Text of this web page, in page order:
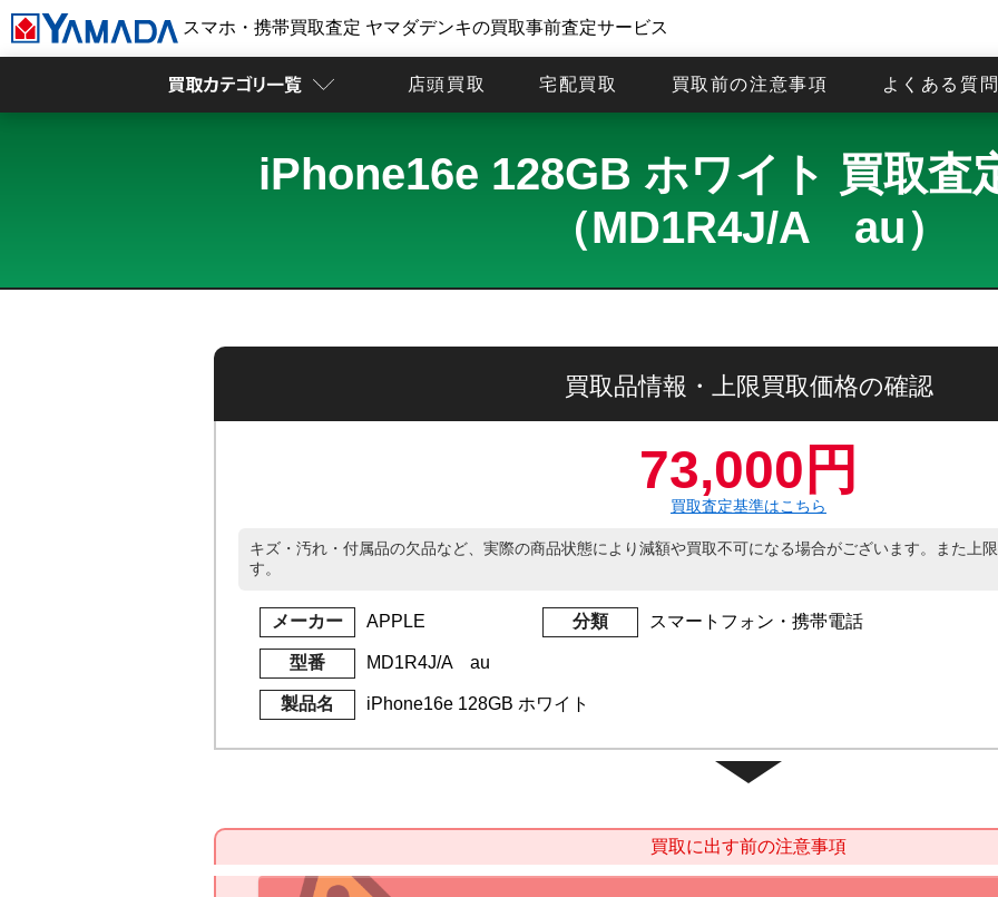
スマホ・携帯買取査定 ヤマダデンキの買取事前査定サービス
店頭買取 宅配買取 買取前の注意事項 よくある質
iPhone16e 128GB ホワイト 買取査
（MD1R4J/A au）
買取品情報・上限買取価格の確認
73,000円
買取査定基準はこちら
キズ・汚れ・付属品の欠品など、実際の商品状態により減額や買取不可になる場合がございます。また上
す。
メーカー APPLE 分類 スマートフォン・携帯電話
型番 MD1R4J/A au
製品名 iPhone16e 128GB ホワイト
買取に出す前の注意事項